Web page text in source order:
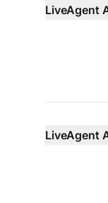
LiveAgent
LiveAgent